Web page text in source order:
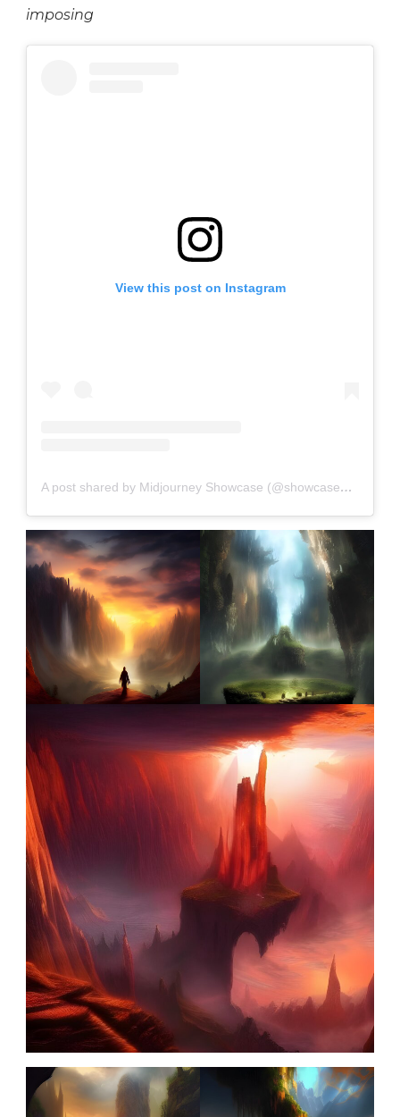
imposing
View this post on Instagram
A post shared by Midjourney Showcase (@showcasemidjourney)